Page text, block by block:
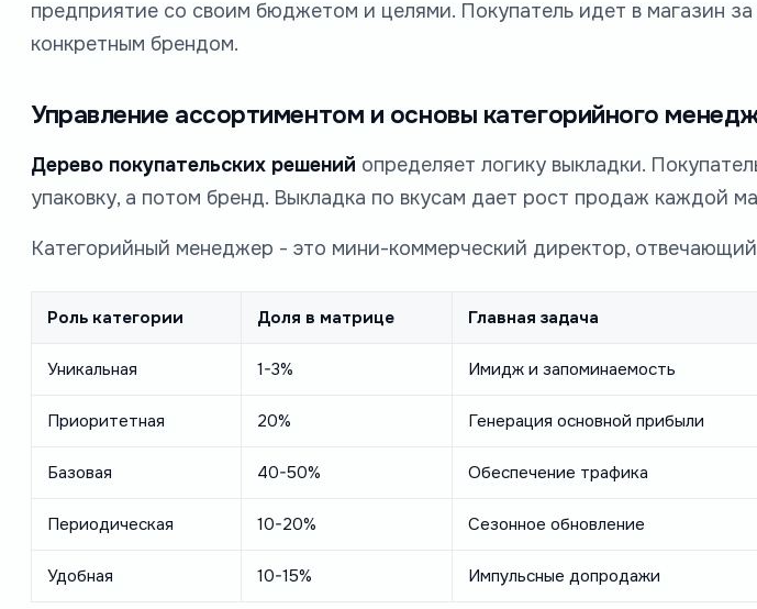
предприятие со своим бюджетом и целями. Покупатель идет в магазин
конкретным брендом.
Управление ассортиментом и основы категорийного
Дерево покупательских решений определяет логику выкладки.
упаковку, а потом бренд. Выкладка по вкусам дает рост продаж каждой
Категорийный менеджер - это мини-коммерческий директор,
Роль категории Доля в матрице Главная задача
Уникальная 1-3% Имидж и запоминаемость
Приоритетная 20% Генерация основной прибыли
Базовая 40-50% Обеспечение трафика
Периодическая 10-20% Сезонное обновление
Удобная 10-15% Импульсные допродажи